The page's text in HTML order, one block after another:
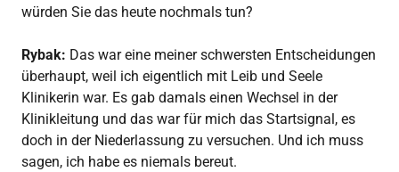
würden Sie das heute nochmals tun?
Rybak: Das war eine meiner schwersten Entscheidungen
überhaupt, weil ich eigentlich mit Leib und Seele
Klinikerin war. Es gab damals einen Wechsel in der
Klinikleitung und das war für mich das Startsignal, es
doch in der Niederlassung zu versuchen. Und ich muss
sagen, ich habe es niemals bereut.